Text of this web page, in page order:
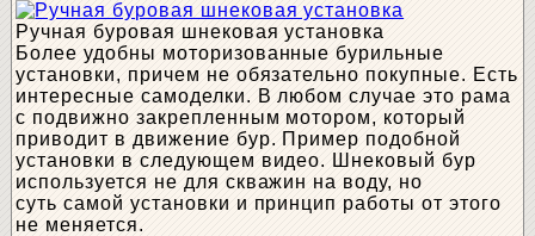
Ручная буровая шнековая установка
Более удобны моторизованные бурильные
установки, причем не обязательно покупные. Есть
интересные самоделки. В любом случае это рама
с подвижно закрепленным мотором, который
приводит в движение бур. Пример подобной
установки в следующем видео. Шнековый бур
используется не для скважин на воду, но
суть самой установки и принцип работы от этого
не меняется.